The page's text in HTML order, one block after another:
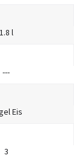
1.8 l
---
Eis
3